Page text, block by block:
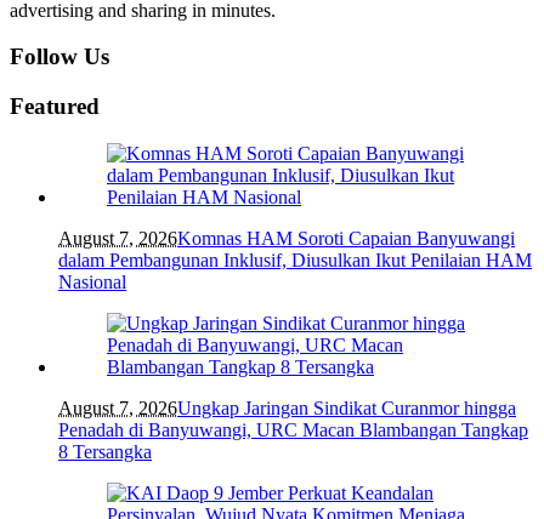
advertising and sharing in minutes.
Follow Us
Featured
August 7, 2026Komnas HAM Soroti Capaian Banyuwangi
dalam Pembangunan Inklusif, Diusulkan Ikut Penilaian HAM
Nasional
August 7, 2026Ungkap Jaringan Sindikat Curanmor hingga
Penadah di Banyuwangi, URC Macan Blambangan Tangkap
8 Tersangka